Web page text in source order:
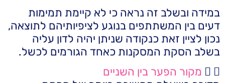
במידה ובשלב זה נראה כי לא קיימת תמימות
דעים בין המשתתפים בנוגע לציפיותיהם לתוצאה,
נכון לציין זאת כנקודה שניתן יהיה לדון עליה
בשלב הסקת המסקנות כאחד הגורמים לכשל.
מקור הפער בין השניים